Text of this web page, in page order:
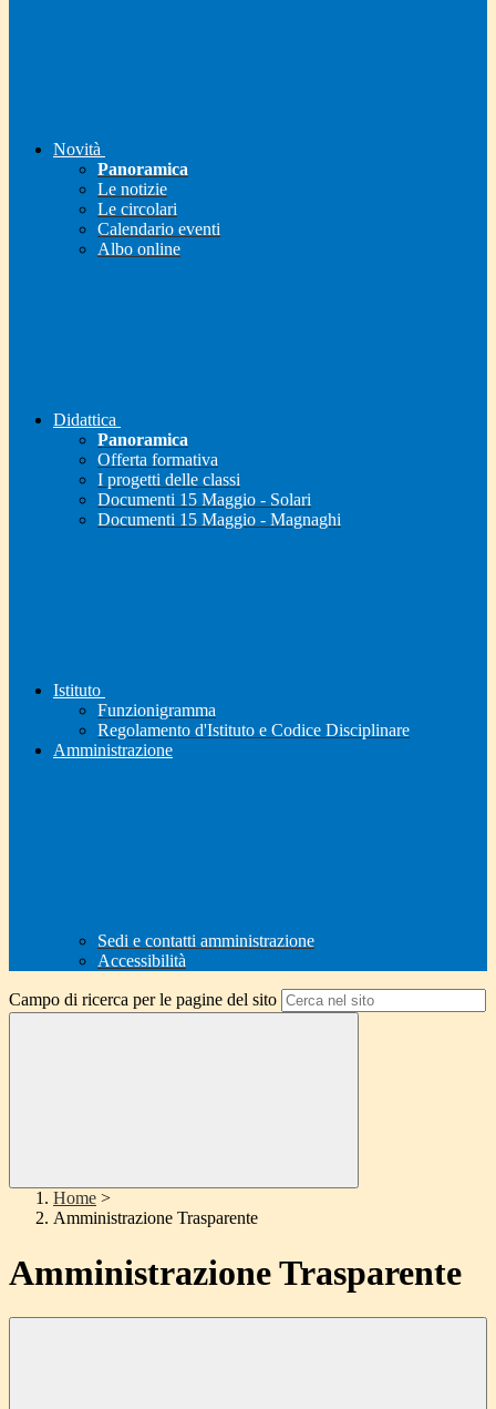
Novità
Panoramica
Le notizie
Le circolari
Calendario eventi
Albo online
Didattica
Panoramica
Offerta formativa
I progetti delle classi
Documenti 15 Maggio - Solari
Documenti 15 Maggio - Magnaghi
Istituto
Funzionigramma
Regolamento d'Istituto e Codice Disciplinare
Amministrazione
Sedi e contatti amministrazione
Accessibilità
Campo di ricerca per le pagine del sito
Home >
Amministrazione Trasparente
Amministrazione Trasparente